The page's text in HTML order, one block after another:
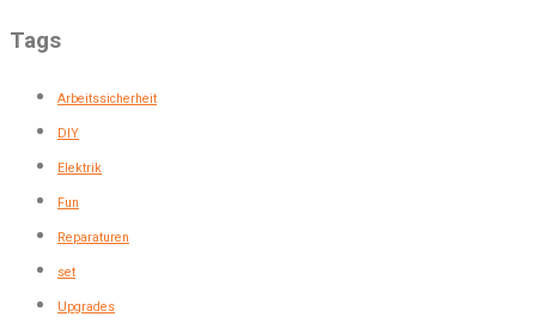
Tags
Arbeitssicherheit
DIY
Elektrik
Fun
Reparaturen
set
Upgrades